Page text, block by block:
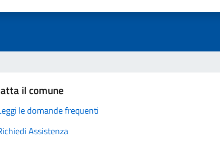
il comune
le domande frequenti
Assistenza